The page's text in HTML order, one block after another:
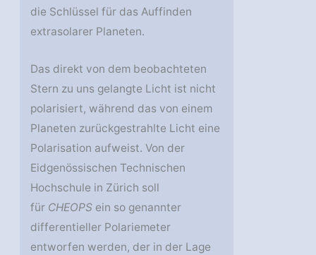
die Schlüssel für das Auffinden
extrasolarer Planeten.
Das direkt von dem beobachteten
Stern zu uns gelangte Licht ist nicht
polarisiert, während das von einem
Planeten zurückgestrahlte Licht eine
Polarisation aufweist. Von der
Eidgenössischen Technischen
Hochschule in Zürich soll
für CHEOPS ein so genannter
differentieller Polariemeter
entworfen werden, der in der Lage